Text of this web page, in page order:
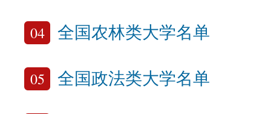
04 全国农林类大学名单
05 全国政法类大学名单